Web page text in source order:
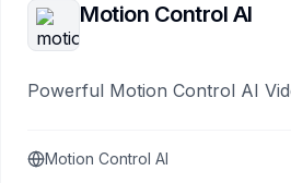
Motion Control AI
Powerful Motion Control AI
Motion Control AI